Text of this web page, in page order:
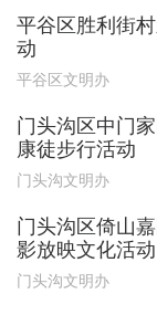
平谷区胜利街
动
平谷区文明办
门头沟区中门
康徒步行活动
门头沟文明办
门头沟区倚山
影放映文化活动
门头沟文明办